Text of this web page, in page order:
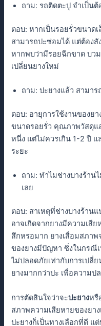
ถาม: รถติดตะปู จําเป็นต้
ตอบ: หากเป็นรอยรั่วขนาด
สามารถปะซ่อมได้ แต่ต้องสั
หากพบว่ามีรอยฉีกขาด บว
เปลี่ยนยางใหม่
ถาม: ปะยางแล้ว สามา
ตอบ: อายุการใช้งานของย
ขนาดรอยรั่ว คุณภาพวัสดุแ
หนึ่ง แต่ไม่ควรเกิน 1-2 ปี
ระยะ
ถาม: ทําไมช่างบางร้าน
เลย
ตอบ: สาเหตุที่ช่างบางร้าน
อาจเกิดจากยางมีความเสี
สึกหรอมาก ยางเสื่อมสภาพ
ของยางมีปัญหา ซึ่งในกรณี
ไม่ปลอดภัยเท่ากับการเปลี่
ยางมากกว่าปะ เพื่อความ
การตัดสินใจว่าจะปะยางหรื
สภาพความเสียหายของยา
ปะยางก็เป็นทางเลือกที่ดี แ